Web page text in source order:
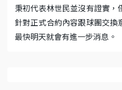
秉初代表林世民並沒有證實，
針對正式合約內容跟球團交換
最快明天就會有進一步消息。